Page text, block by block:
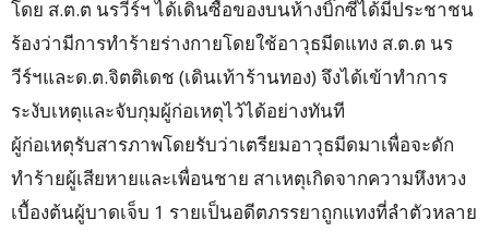
โดย ส.ต.ต นรวีร์ฯ ได้เดินซื้อของบนห้างบิ๊กซีได้มีประชาชน
ร้องว่ามีการทำร้ายร่างกายโดยใช้อาวุธมีดแทง ส.ต.ต นร
วีร์ฯและด.ต.จิตติเดช (เดินเท้าร้านทอง) จึงได้เข้าทำการ
ระงับเหตุและจับกุมผู้ก่อเหตุไว้ได้อย่างทันที
ผู้ก่อเหตุรับสารภาพโดยรับว่าเตรียมอาวุธมีดมาเพื่อจะดัก
ทำร้ายผู้เสียหายและเพื่อนชาย สาเหตุเกิดจากความหึงหวง
เบื้องต้นผู้บาดเจ็บ 1 รายเป็นอดีตภรรยาถูกแทงที่ลำตัวหลาย